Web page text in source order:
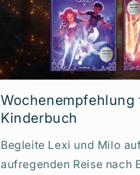
Wochenempfehlung
Kinderbuch
Begleite Lexi und Milo
aufregenden Reise nach